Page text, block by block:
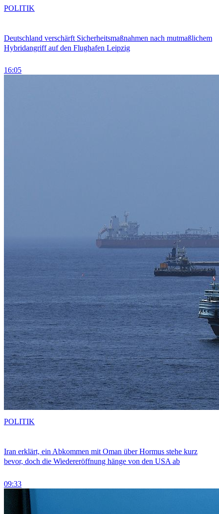
Deutschland verschärft Sicherheitsmaßnahmen nach mutmaßlichem
Hybridangriff auf den Flughafen Leipzig
16:05
POLITIK
Iran erklärt, ein Abkommen mit Oman über Hormus stehe kurz
bevor, doch die Wiedereröffnung hänge von den USA ab
09:33
POLITIK